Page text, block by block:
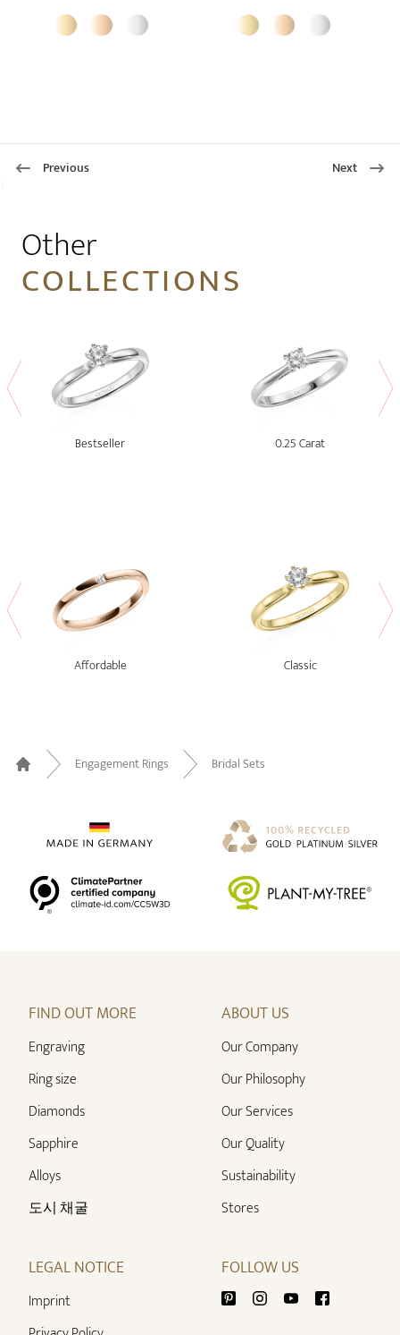
Previous Next
Other
COLLECTIONS
Bestseller 0.25 Carat
Affordable Classic
Home
Engagement Rings Bridal Sets
FIND OUT MORE
Engraving
Ring size
Diamonds
Sapphire
Alloys
도시 채굴
ABOUT US
Our Company
Our Philosophy
Our Services
Our Quality
Sustainability
Stores
LEGAL NOTICE
Imprint
FOLLOW US